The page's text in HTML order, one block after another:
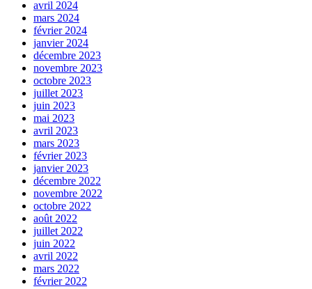
avril 2024
mars 2024
février 2024
janvier 2024
décembre 2023
novembre 2023
octobre 2023
juillet 2023
juin 2023
mai 2023
avril 2023
mars 2023
février 2023
janvier 2023
décembre 2022
novembre 2022
octobre 2022
août 2022
juillet 2022
juin 2022
avril 2022
mars 2022
février 2022